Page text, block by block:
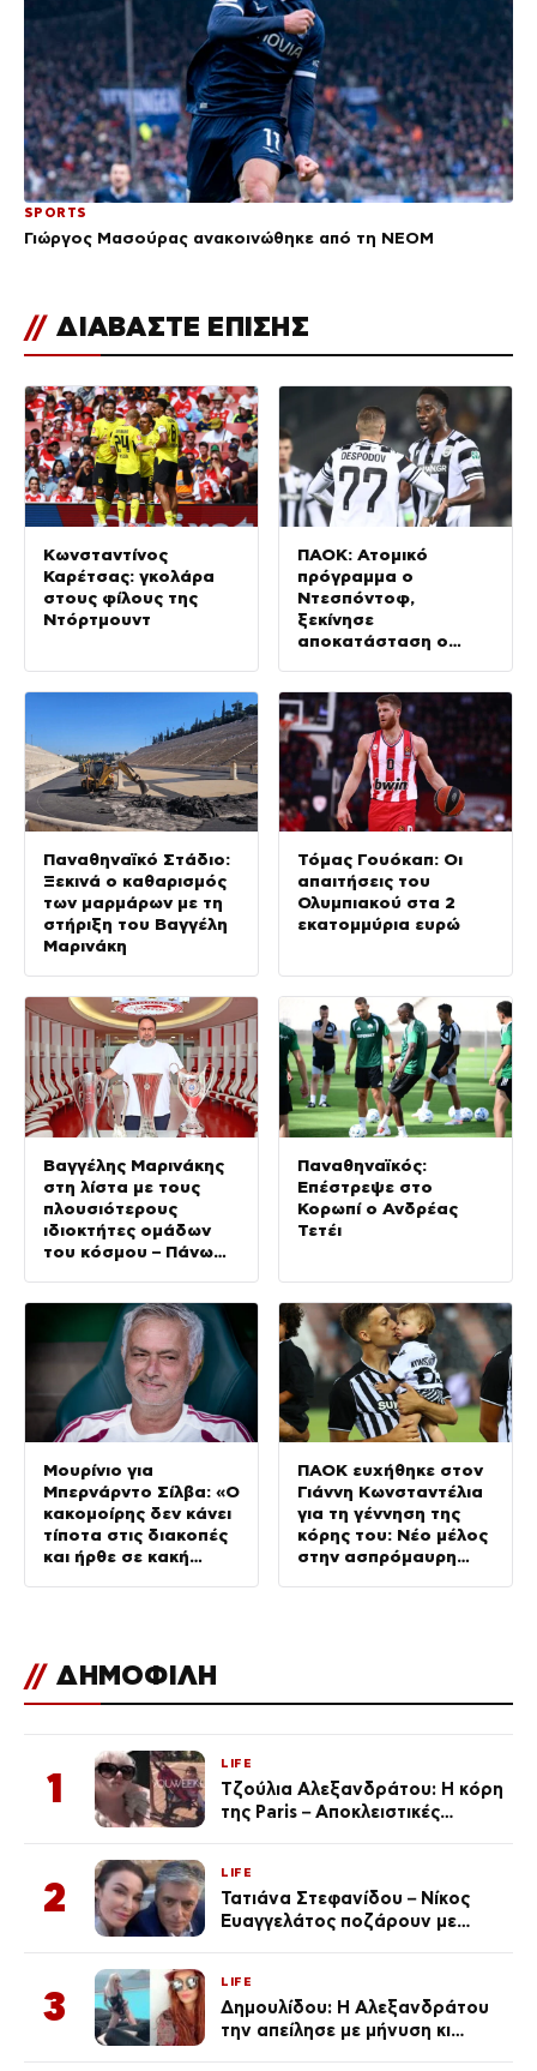
SPORTS
Γιώργος Μασούρας ανακοινώθηκε από τη ΝΕΟΜ
// ΔΙΑΒΑΣΤΕ ΕΠΙΣΗΣ
Κωνσταντίνος
Καρέτσας: γκολάρα
στους φίλους της
Ντόρτμουντ
ΠΑΟΚ: Ατομικό
πρόγραμμα ο
Ντεσπόντοφ,
ξεκίνησε
αποκατάσταση ο
Παναθηναϊκό Στάδιο:
Ξεκινά ο καθαρισμός
των μαρμάρων με τη
στήριξη του Βαγγέλη
Μαρινάκη
Τόμας Γουόκαπ: Οι
απαιτήσεις του
Ολυμπιακού στα 2
εκατομμύρια ευρώ
Βαγγέλης Μαρινάκης
στη λίστα με τους
πλουσιότερους
ιδιοκτήτες ομάδων
του κόσμου – Πάνω
Μαδρίτης
Παναθηναϊκός:
Επέστρεψε στο
Κορωπί ο Ανδρέας
Τετέι
Μουρίνιο για
Μπερνάρντο Σίλβα: «Ο
κακομοίρης δεν κάνει
τίποτα στις διακοπές
και ήρθε σε κακή
ΠΑΟΚ ευχήθηκε στον
Γιάννη Κωνσταντέλια
για τη γέννηση της
κόρης του: Νέο μέλος
στην ασπρόμαυρη
// ΔΗΜΟΦΙΛΗ
1
LIFE
Τζούλια Αλεξανδράτου: Η κόρη
της Paris – Αποκλειστικές
2
LIFE
Τατιάνα Στεφανίδου – Νίκος
Ευαγγελάτος ποζάρουν με
3
LIFE
Δημουλίδου: Η Αλεξανδράτου
την απείλησε με μήνυση κι